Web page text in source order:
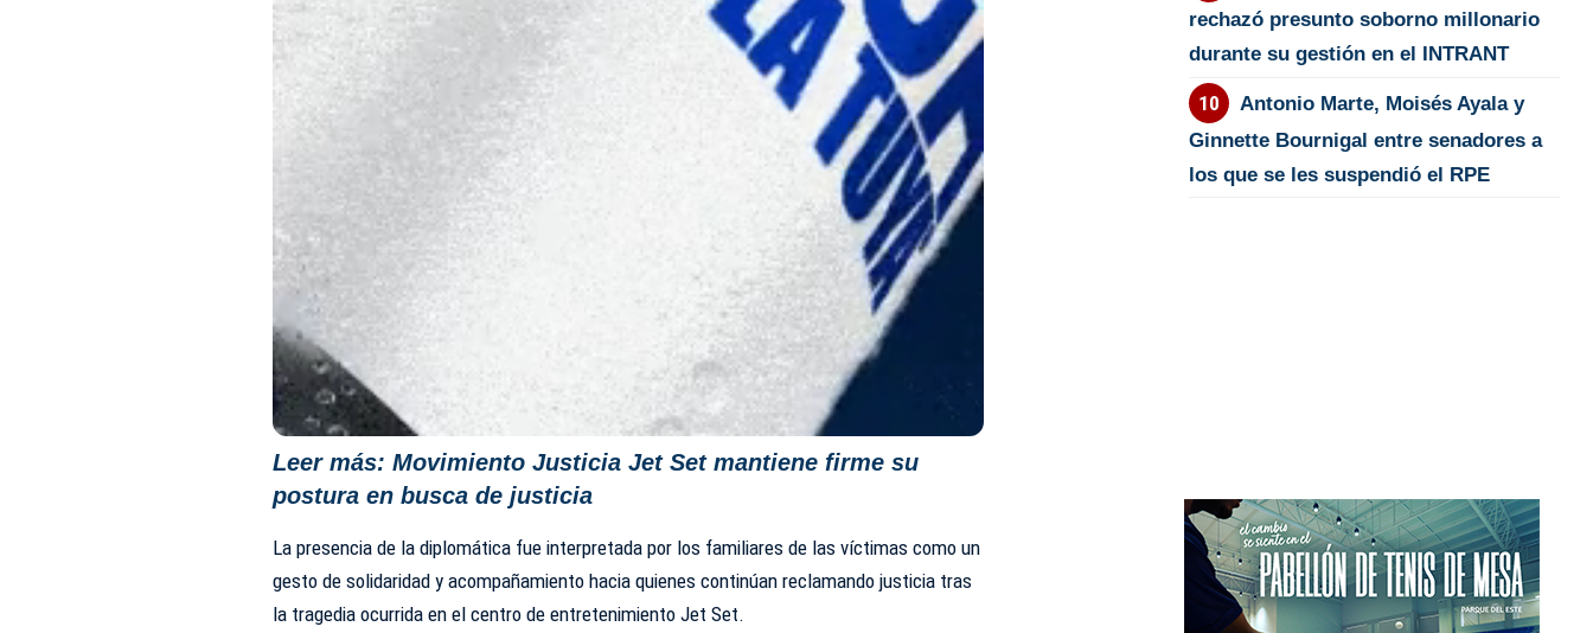
Leer más:Movimiento Justicia Jet Set mantiene firme su
postura en busca de justicia
La presencia de la diplomática fue interpretada por los familiares de las víctimas como un
gesto de solidaridad y acompañamiento hacia quienes continúan reclamando justicia tras
la tragedia ocurrida en el centro de entretenimiento Jet Set.
rechazó presunto soborno millonario
durante su gestión en el INTRANT
Antonio Marte, Moisés Ayala y
Ginnette Bournigal entre senadores a
los que se les suspendió el RPE